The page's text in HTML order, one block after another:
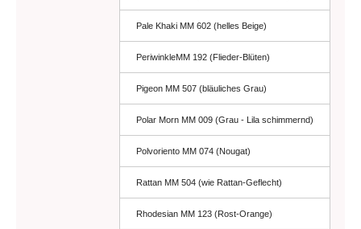
Pale Khaki MM 602 (helles Beige)
PeriwinkleMM 192 (Flieder-Blüten)
Pigeon MM 507 (bläuliches Grau)
Polar Morn MM 009 (Grau - Lila schimmernd)
Polvoriento MM 074 (Nougat)
Rattan MM 504 (wie Rattan-Geflecht)
Rhodesian MM 123 (Rost-Orange)